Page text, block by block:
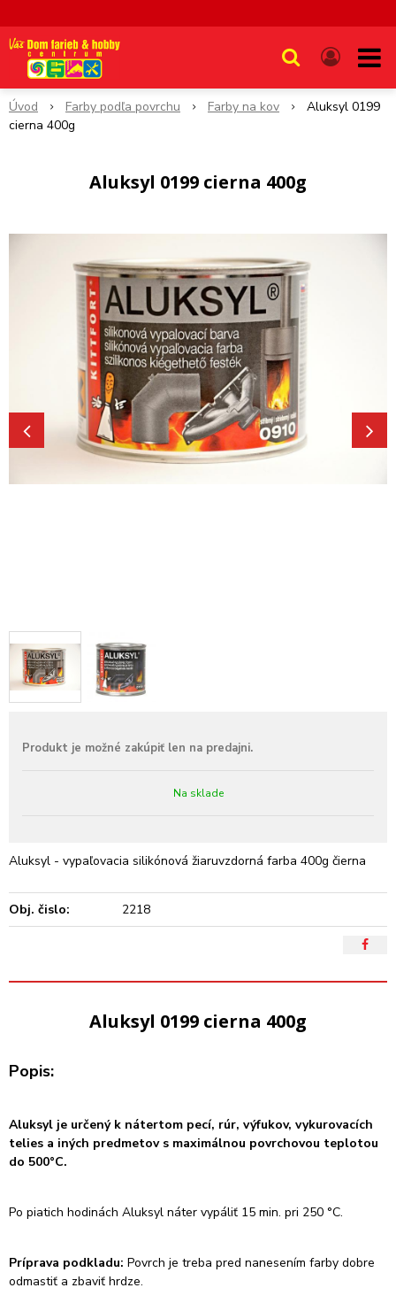
Úvod Farby podľa povrchu Farby na kov
Aluksyl 0199
cierna 400g
Aluksyl 0199 cierna 400g
Na sklade
Aluksyl - vypaľovacia silikónová žiaruvzdorná farba 400g čierna
Obj. čislo: 2218
Aluksyl 0199 cierna 400g
Popis:
Aluksyl je určený k nátertom pecí, rúr, výfukov, vykurovacích
telies a iných predmetov s maximálnou povrchovou teplotou
do 500°C.
Po piatich hodinách Aluksyl náter vypáliť 15 min. pri 250 °C.
Príprava podkladu: Povrch je treba pred nanesením farby dobre
odmastiť a zbaviť hrdze.